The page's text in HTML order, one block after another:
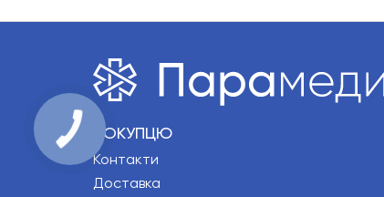
ПОКУПЦЮ
Контакти
Доставка